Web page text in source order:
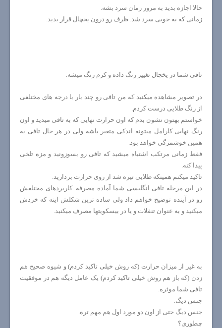
حالا اجازه بدید به مرور زمان سرد بشه.
زمانی که به خوبی سرد شد. ظرف رو درون یخچال قرار بدید.
تافی شما در یخچال تغییر رنگ داده و کرم رنگ میشه.
در تصویر مشاهده میکنید که من تافی رو چند بار با درجه های مختلفی
از رنگ طلایی درست کردم.
خواستم بهتون نشون بدم که اون حرارت نهایی که به تافی میدید و اون
رنگ نهایی کارامل میتونه اندکی متغیر باشه ولی در هر حال تافی به
همین خوشمزگی خواهد بود.
فقط زمانی مرتکب اشتباه میشید که تافی رو بسوزونید و مزه تلخی
پیدا کنه.
تاکید میکنم همینکه طلایی تیره شد از روی حرارت بردارید.
در این مرحله تافی انگلیسی شما آماده مصرفه. کاربردهای مختلفش
رو در آینده توضیح خواهم داد ولی ساده ترین شکلش اینه که خردش
میکنید و به عنوان تنقلات و یا در بیسکویتها مصرف میکنید.
به غیر از میزان حرارت (که روش خیلی تاکید کردم) و شیوه صحیح هم
زدن (که باز هم روش خیلی تاکید کردم) یک عامل دیگه هم در موفقیت
تافی شما موثره.
جنس دیگ.
جنس دیگ حتی از اون دو مورد اول هم مهم تره.
چطوری؟